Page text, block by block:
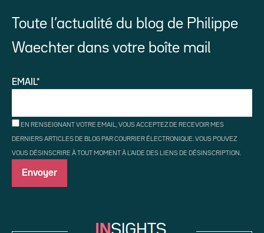
Toute l’actualité du blog de Philippe
Waechter dans votre boîte mail
EMAIL*
EN RENSEIGNANT VOTRE EMAIL, VOUS ACCEPTEZ DE RECEVOIR MES
DERNIERS ARTICLES DE BLOG PAR COURRIER ÉLECTRONIQUE. VOUS POUVEZ
VOUS DÉSINSCRIRE À TOUT MOMENT À L'AIDE DES LIENS DE DÉSINSCRIPTION.